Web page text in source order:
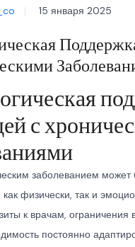
15 января 2025
с
заболеванием может
физически, так и
к врачам, ограничения
постоянно